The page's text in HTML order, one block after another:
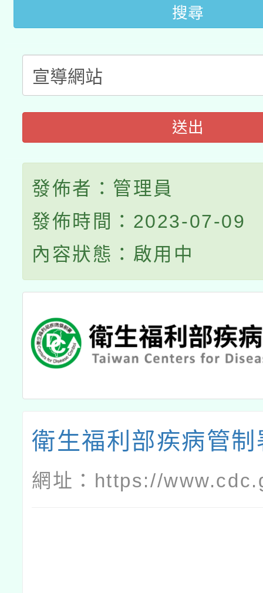
開 智慧啟航」搜尋
送出
發佈者：管理員
發佈時間：2023-07-09
內容狀態：啟用中
衛生福利部疾病管制
網址： https://